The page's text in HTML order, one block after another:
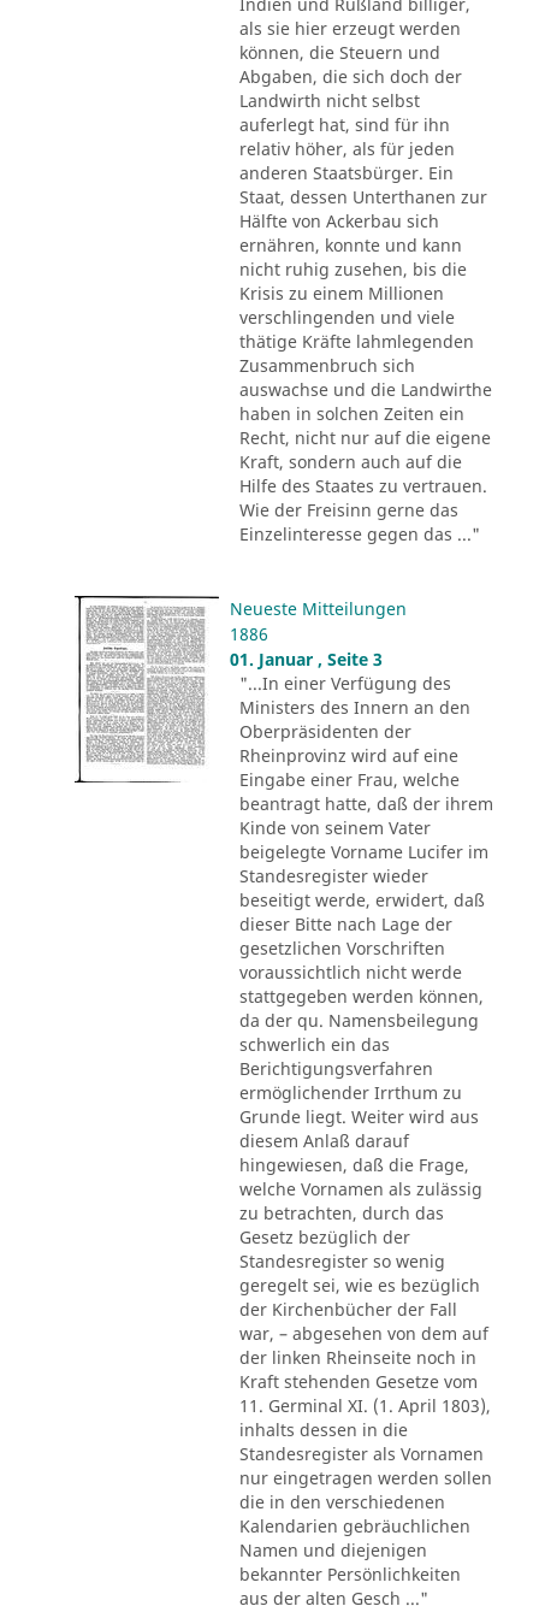
als sie hier erzeugt werden
können, die Steuern und
Abgaben, die sich doch der
Landwirth nicht selbst
auferlegt hat, sind für ihn
relativ höher, als für jeden
anderen Staatsbürger. Ein
Staat, dessen Unterthanen zur
Hälfte von Ackerbau sich
ernähren, konnte und kann
nicht ruhig zusehen, bis die
Krisis zu einem Millionen
verschlingenden und viele
thätige Kräfte lahmlegenden
Zusammenbruch sich
auswachse und die Landwirthe
haben in solchen Zeiten ein
Recht, nicht nur auf die eigene
Kraft, sondern auch auf die
Hilfe des Staates zu vertrauen.
Wie der Freisinn gerne das
Einzelinteresse gegen das ..."
Neueste Mitteilungen
1886
01. Januar , Seite 3
"...In einer Verfügung des
Ministers des Innern an den
Oberpräsidenten der
Rheinprovinz wird auf eine
Eingabe einer Frau, welche
beantragt hatte, daß der ihrem
Kinde von seinem Vater
beigelegte Vorname Lucifer im
Standesregister wieder
beseitigt werde, erwidert, daß
dieser Bitte nach Lage der
gesetzlichen Vorschriften
voraussichtlich nicht werde
stattgegeben werden können,
da der qu. Namensbeilegung
schwerlich ein das
Berichtigungsverfahren
ermöglichender Irrthum zu
Grunde liegt. Weiter wird aus
diesem Anlaß darauf
hingewiesen, daß die Frage,
welche Vornamen als zulässig
zu betrachten, durch das
Gesetz bezüglich der
Standesregister so wenig
geregelt sei, wie es bezüglich
der Kirchenbücher der Fall
war, – abgesehen von dem auf
der linken Rheinseite noch in
Kraft stehenden Gesetze vom
11. Germinal XI. (1. April 1803),
inhalts dessen in die
Standesregister als Vornamen
nur eingetragen werden sollen
die in den verschiedenen
Kalendarien gebräuchlichen
Namen und diejenigen
bekannter Persönlichkeiten
aus der alten Gesch ..."